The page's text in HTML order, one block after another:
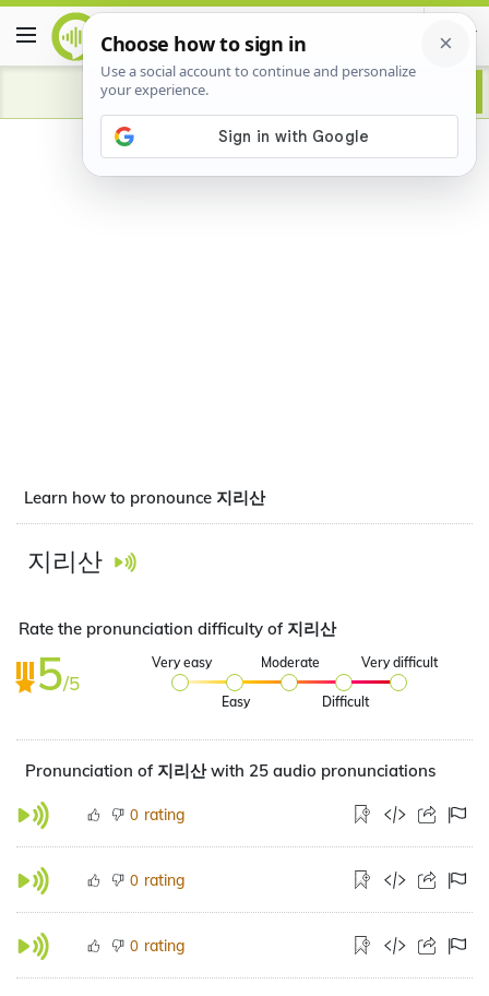
Advertisement
Learn how to pronounce 지리산
지리산
Rate the pronunciation difficulty of 지리산
5/5
Very easy
Easy
Moderate
Difficult
Very difficult
Pronunciation of 지리산 with 25 audio pronunciations
0 rating
0 rating
0 rating